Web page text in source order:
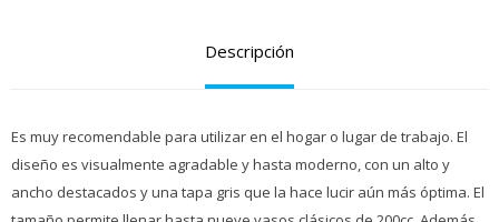
Descripción
Es muy recomendable para utilizar en el hogar o lugar de trabajo. El
diseño es visualmente agradable y hasta moderno, con un alto y
ancho destacados y una tapa gris que la hace lucir aún más óptima. El